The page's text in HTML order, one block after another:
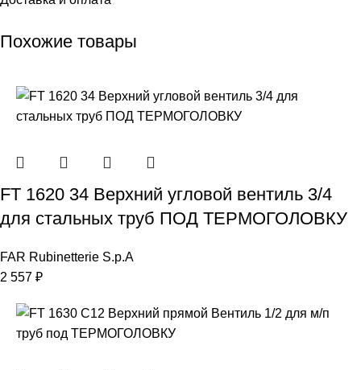
Похожие товары
FT 1620 34 Верхний угловой вентиль 3/4
для стальных труб ПОД ТЕРМОГОЛОВКУ
FAR Rubinetterie S.p.A
2 557 ₽